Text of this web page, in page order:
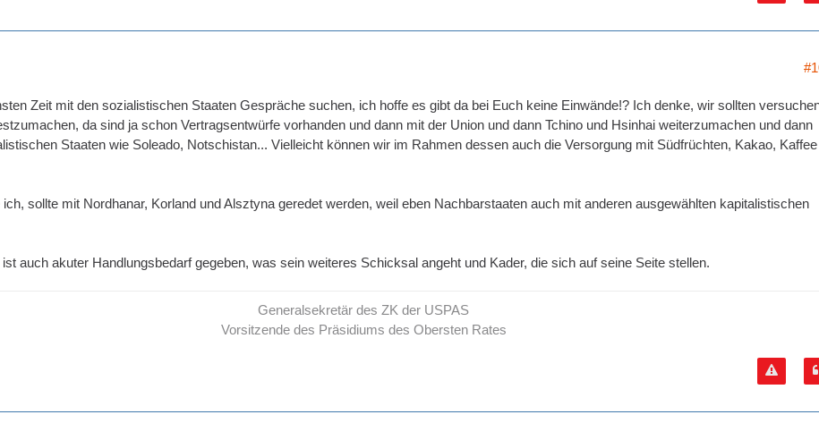
Zeit mit den sozialistischen Staaten Gespräche suchen, ich hoffe es gibt da bei Euch keine Einwände!? Ich denke, wir sollten
da sind ja schon Vertragsentwürfe vorhanden und dann mit der Union und dann Tchino und Hsinhai weiterzumachen und dann
Staaten wie Soleado, Notschistan... Vielleicht können wir im Rahmen dessen auch die Versorgung mit Südfrüchten, Kakao, Kaffee
sollte mit Nordhanar, Korland und Alsztyna geredet werden, weil eben Nachbarstaaten auch mit anderen ausgewählten kapitalistischen
auch akuter Handlungsbedarf gegeben, was sein weiteres Schicksal angeht und Kader, die sich auf seine Seite stellen.
Generalsekretär des ZK der USPAS
Vorsitzende des Präsidiums des Obersten Rates